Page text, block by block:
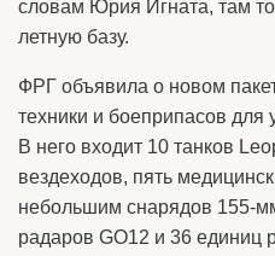
словам Юрия Игната, там
летную базу.
ФРГ объявила о новом
техники и боеприпасов
В него входит 10 танков
вездеходов, пять
небольшим снарядов 155-
радаров GO12 и 36 единиц